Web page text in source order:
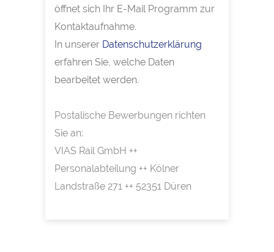
öffnet sich Ihr E-Mail Programm zur
Kontaktaufnahme.
In unserer Datenschutzerklärung
erfahren Sie, welche Daten
bearbeitet werden.
Postalische Bewerbungen richten
Sie an:
VIAS Rail GmbH ++
Personalabteilung ++ Kölner
Landstraße 271 ++ 52351 Düren